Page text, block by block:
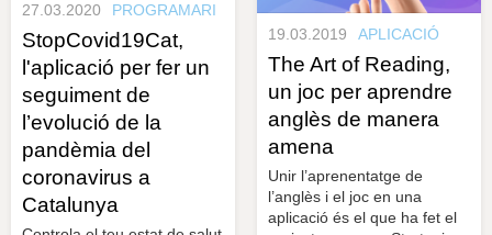
l
a
27.03.2020 PROGRAMARI
StopCovid19Cat,
l'aplicació per fer un
seguiment de
l’evolució de la
pandèmia del
coronavirus a
Catalunya
19.03.2019 APLICACIÓ
The Art of Reading,
un joc per aprendre
anglès de manera
amena
Unir l’aprenentatge de
l’anglès i el joc en una
aplicació és el que ha fet el